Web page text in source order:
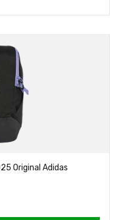
Original Adidas